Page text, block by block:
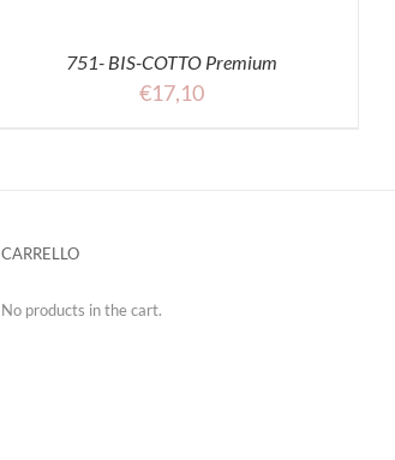
751- BIS-COTTO Premium
€17,10
CARRELLO
No products in the cart.